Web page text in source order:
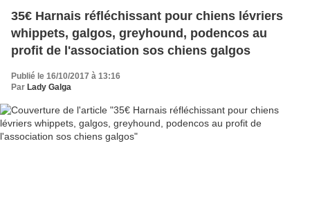
35€ Harnais réfléchissant pour chiens lévriers
whippets, galgos, greyhound, podencos au
profit de l'association sos chiens galgos
Publié le 16/10/2017 à 13:16
Par Lady Galga